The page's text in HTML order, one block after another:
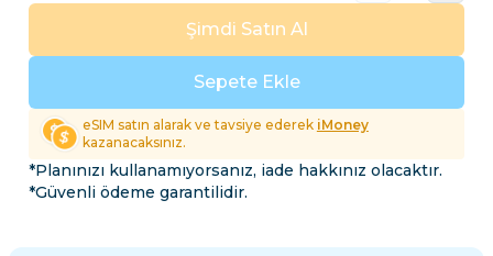
Sepete Ekle
Şimdi Satın Al
eSIM satın alarak ve tavsiye ederek iMoney
kazanacaksınız.
*Planınızı kullanamıyorsanız, iade hakkınız olacaktır.
*Güvenli ödeme garantilidir.